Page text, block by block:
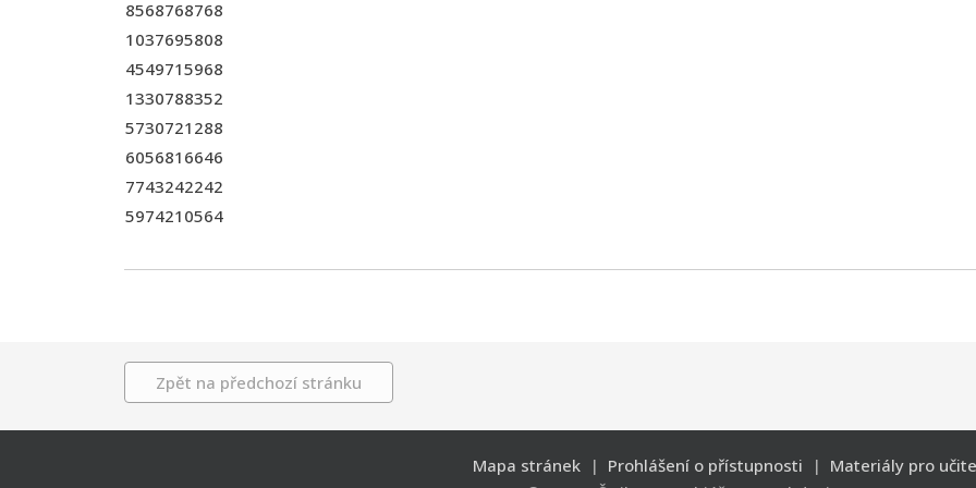
8568768768
1037695808
4549715968
1330788352
5730721288
6056816646
7743242242
5974210564
Zpět na předchozí stránku
Mapa stránek | Prohlášení o přístupnosti | Materiály pro